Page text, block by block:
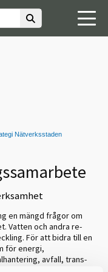
Nätverksstaden
en mängd frågor om
Vatten och andra re­
För att bidra till en
för energi,
avfall, trans­